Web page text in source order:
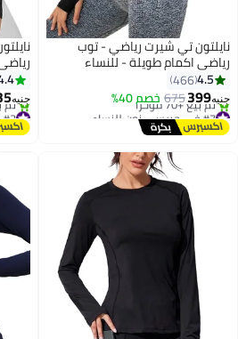
نايلتون تي شيرت رياضي - توب
رياضي اكمام طويلة - للنساء
4.5
466
جنيه399
675 خصم 40%
#7 في جيرسي نون للنساء
توصيل مجاني
تم بيع +70 مؤخرًا
جنيه
#3 في جيرسي نون للنساء
تم